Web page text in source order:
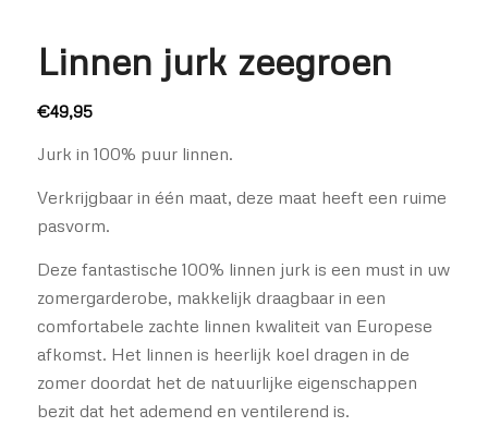
Linnen jurk zeegroen
€49,95
Jurk in 100% puur linnen.
Verkrijgbaar in één maat, deze maat heeft een ruime
pasvorm.
Deze fantastische 100% linnen jurk is een must in uw
zomergarderobe, makkelijk draagbaar in een
comfortabele zachte linnen kwaliteit van Europese
afkomst. Het linnen is heerlijk koel dragen in de
zomer doordat het de natuurlijke eigenschappen
bezit dat het ademend en ventilerend is.